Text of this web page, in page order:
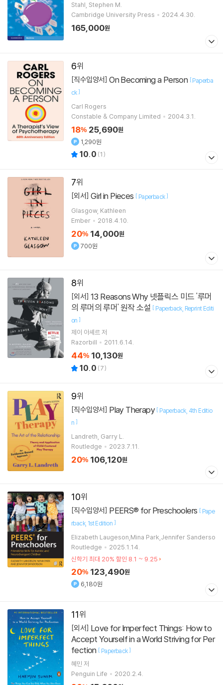
Stahl, Stephen M.
Cambridge University Press
2024.4.30.
165,000원
6
[직수입양서] On Becoming a Person [Paperba
ck]
Carl Rogers
Constable & Company Limited
2004.3.1.
18% 25,690원
1,290원
10.0 (1)
7
[외서] Girl in Pieces [ Paperback]
Glasgow, Kathleen
Ember
2018.4.10.
20% 14,000원
700원
8
[외서]
의 루머의 루머' 원작 소설 [ Paperback Reprint Editi
on ]
제이 아셰르 저
Razorbill
2011.6.14.
44% 10,130원
10.0 (7)
9
[직수입양서] Play Therapy [ Paperback 4th Editio
n ]
Landreth, Garry L.
Routledge
2023.7.11.
20% 106,120원
10
[직수입양서] PEERS® for Preschoolers [ Pape
rback 1st Edition ]
Elizabeth Laugeson,Mina Park,Jennifer Sanderso
Routledge
2025.1.14.
신학기 최대 20% 할인 8.1 ~ 9.25
20% 123,490원
6,180원
11
[외서]
Accept Yourself in a World Striving for Per
fection [ Paperback]
혜민 저
Penguin Life
2020.2.4.